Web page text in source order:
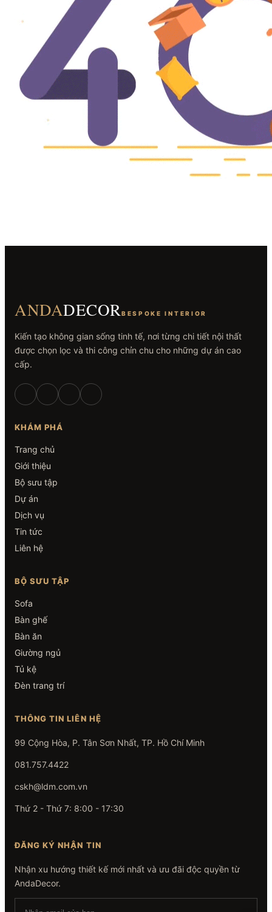
ANDADECORBESPOKE INTERIOR
Kiến tạo không gian sống tinh tế, nơi từng chi tiết nội thất
được chọn lọc và thi công chỉn chu cho những dự án cao
cấp.
KHÁM PHÁ
Trang chủ
Giới thiệu
Bộ sưu tập
Dự án
Dịch vụ
Tin tức
Liên hệ
BỘ SƯU TẬP
Sofa
Bàn ghế
Bàn ăn
Giường ngủ
Tủ kệ
Đèn trang trí
THÔNG TIN LIÊN HỆ
99 Cộng Hòa, P. Tân Sơn Nhất, TP. Hồ Chí Minh
081.757.4422
cskh@ldm.com.vn
Thứ 2 - Thứ 7: 8:00 - 17:30
ĐĂNG KÝ NHẬN TIN
Nhận xu hướng thiết kế mới nhất và ưu đãi độc quyền từ
AndaDecor.